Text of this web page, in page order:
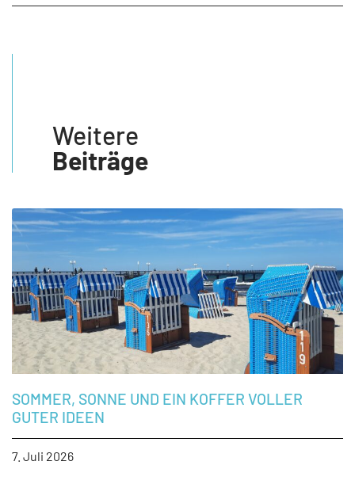
Weitere
Beiträge
SOMMER, SONNE UND EIN KOFFER VOLLER
GUTER IDEEN
7. Juli 2026